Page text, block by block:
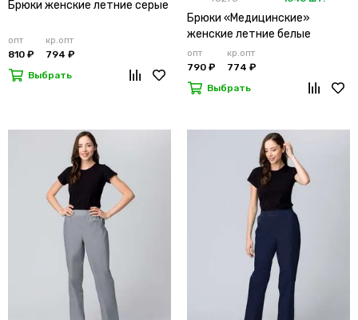
Брюки женские летние серые
опт
810 ₽
кр.опт
794 ₽
Выбрать
Брюки «Медицинские»
женские летние белые
опт
790 ₽
кр.опт
774 ₽
Выбрать